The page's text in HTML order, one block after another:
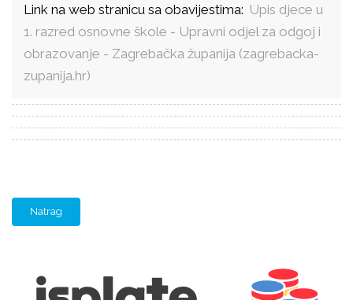
Link na web stranicu sa obavijestima: Upis djece u
1. razred osnovne škole - Upravni odjel za odgoj i
obrazovanje - Zagrebačka županija (zagrebacka-
zupanija.hr)
Natrag